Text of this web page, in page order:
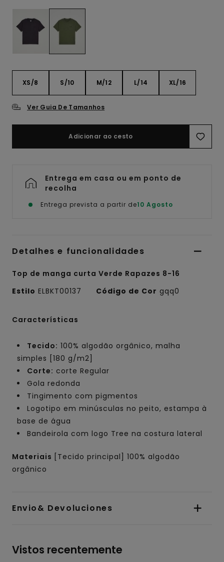
XS/8 S/10 M/12 L/14 XL/16
Ver Guia De Tamanhos
Adicionar ao cesto
Entrega em casa ou em ponto de
recolha
Entrega prevista a partir de10 Agosto
Detalhes e funcionalidades
Top de manga curta Verde Rapazes 8-16
Estilo ELBKT00137 Código de Cor gqq0
Características
Tecido: 100% algodão orgânico, malha
simples [180 g/m2]
Corte: corte Regular
Gola redonda
Tingimento com pigmentos
Logotipo em minúsculas no peito, estampa à
base de água
Bandeirola com logo Tree na costura lateral
Materiais
[Tecido principal] 100% algodão
orgânico
Envio& Devoluciones
Vistos recentemente